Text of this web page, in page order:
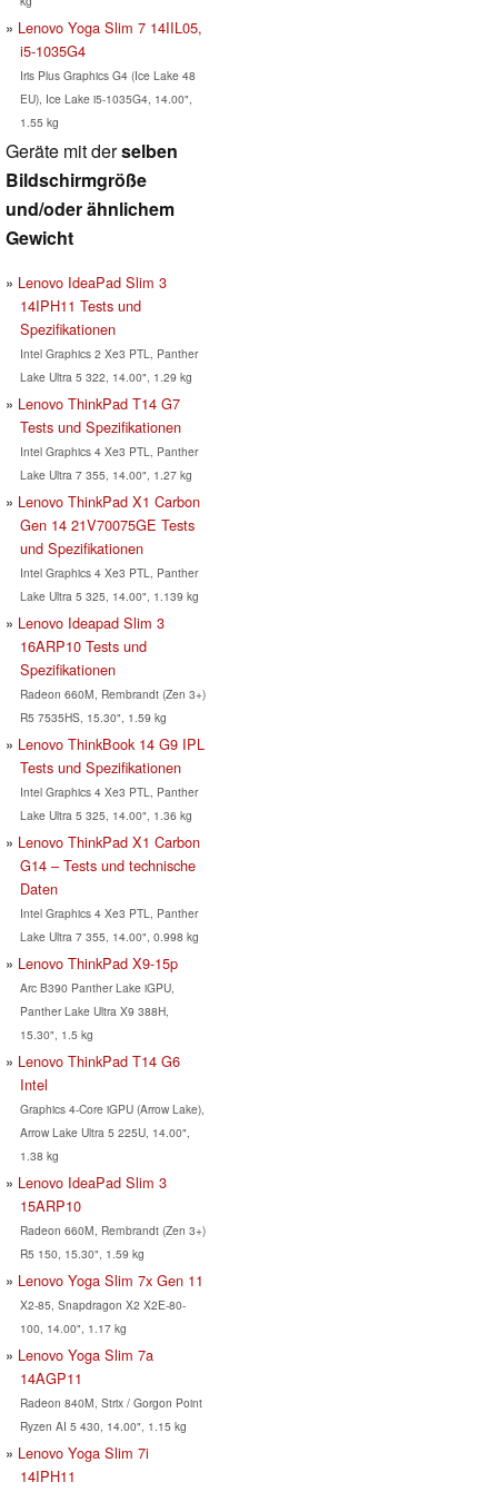
Lenovo Yoga Slim 7 14IIL05,
i5-1035G4
Iris Plus Graphics G4 (Ice Lake 48
EU), Ice Lake i5-1035G4, 14.00",
1.55 kg
Geräte mit derselben
Bildschirmgröße
und/oder ähnlichem
Gewicht
Lenovo IdeaPad Slim 3
14IPH11 Tests und
Spezifikationen
Intel Graphics 2 Xe3 PTL, Panther
Lake Ultra 5 322, 14.00", 1.29 kg
Lenovo ThinkPad T14 G7
Tests und Spezifikationen
Intel Graphics 4 Xe3 PTL, Panther
Lake Ultra 7 355, 14.00", 1.27 kg
Lenovo ThinkPad X1 Carbon
Gen 14 21V70075GE Tests
und Spezifikationen
Intel Graphics 4 Xe3 PTL, Panther
Lake Ultra 5 325, 14.00", 1.139 kg
Lenovo Ideapad Slim 3
16ARP10 Tests und
Spezifikationen
Radeon 660M, Rembrandt (Zen 3+)
R5 7535HS, 15.30", 1.59 kg
Lenovo ThinkBook 14 G9 IPL
Tests und Spezifikationen
Intel Graphics 4 Xe3 PTL, Panther
Lake Ultra 5 325, 14.00", 1.36 kg
Lenovo ThinkPad X1 Carbon
G14 – Tests und technische
Daten
Intel Graphics 4 Xe3 PTL, Panther
Lake Ultra 7 355, 14.00", 0.998 kg
Lenovo ThinkPad X9-15p
Arc B390 Panther Lake iGPU,
Panther Lake Ultra X9 388H,
15.30", 1.5 kg
Lenovo ThinkPad T14 G6
Intel
Graphics 4-Core iGPU (Arrow Lake),
Arrow Lake Ultra 5 225U, 14.00",
1.38 kg
Lenovo IdeaPad Slim 3
15ARP10
Radeon 660M, Rembrandt (Zen 3+)
R5 150, 15.30", 1.59 kg
Lenovo Yoga Slim 7x Gen 11
X2-85, Snapdragon X2 X2E-80-
100, 14.00", 1.17 kg
Lenovo Yoga Slim 7a
14AGP11
Radeon 840M, Strix / Gorgon Point
Ryzen AI 5 430, 14.00", 1.15 kg
Lenovo Yoga Slim 7i
14IPH11